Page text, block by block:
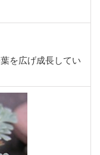
を広げ成長してい